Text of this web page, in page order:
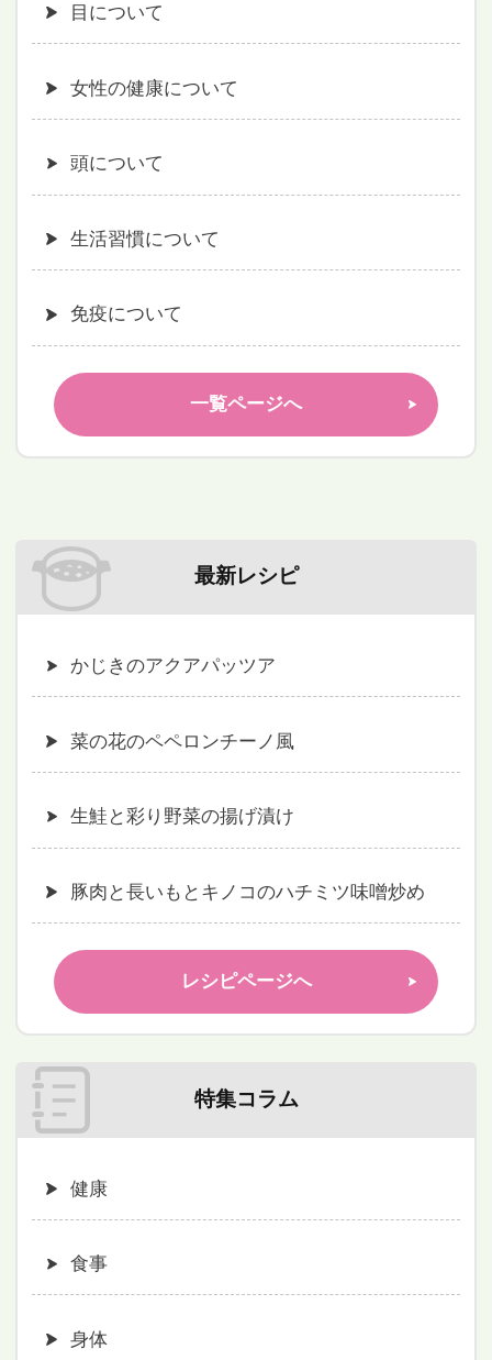
目について
女性の健康について
頭について
生活習慣について
免疫について
一覧ページへ
最新レシピ
かじきのアクアパッツア
菜の花のペペロンチーノ風
生鮭と彩り野菜の揚げ漬け
豚肉と長いもとキノコのハチミツ味噌炒め
レシピページへ
特集コラム
健康
食事
身体